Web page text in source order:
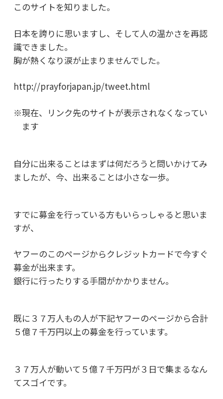
このサイトを知りました。
日本を誇りに思いますし、そして人の温かさを再認
識できました。
胸が熱くなり涙が止まりませんでした。
http://prayforjapan.jp/tweet.html
※現在、リンク先のサイトが表示されなくなってい
ます
自分に出来ることはまずは何だろうと問いかけてみ
ましたが、今、出来ることは小さな一歩。
すでに募金を行っている方もいらっしゃると思いま
すが、
ヤフーのこのページからクレジットカードで今すぐ
募金が出来ます。
銀行に行ったりする手間がかかりません。
既に３７万人もの人が下記ヤフーのページから合計
５億７千万円以上の募金を行っています。
３７万人が動いて５億７千万円が３日で集まるなん
てスゴイです。